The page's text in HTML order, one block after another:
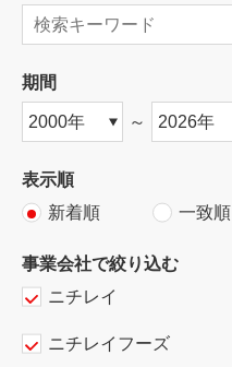
期間
～
表示順
新着順
一致順
事業会社で絞り込む
ニチレイ
ニチレイフーズ